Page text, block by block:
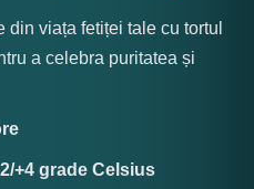
din viața fetiței tale cu tortul
a celebra puritatea și
+4 grade Celsius